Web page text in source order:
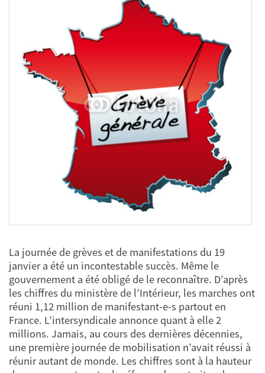
La journée de grèves et de manifestations du 19
janvier a été un incontestable succès. Même le
gouvernement a été obligé de le reconnaître. D’après
les chiffres du ministère de l’Intérieur, les marches ont
réuni 1,12 million de manifestant-e-s partout en
France. L’intersyndicale annonce quant à elle 2
millions. Jamais, au cours des dernières décennies,
une première journée de mobilisation n’avait réussi à
réunir autant de monde. Les chiffres sont à la hauteur